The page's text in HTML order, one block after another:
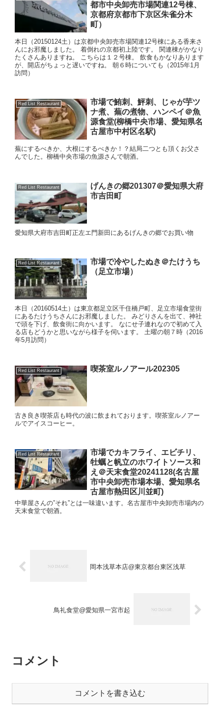
都市中央卸売市場関連12号棟、
京都府京都市下京区朱雀分木
町）
本日（20150124土）は京都中央卸売市場関連12号棟にある香来さ
んにお邪魔しました。 着倒れの京都初上陸です。 関連棟がかなり
たくさんありますね。 こちらは１２号棟。 飲食もかなりあります
が、開店がちょっと遅いですね。 朝６時についても（2015年1月
訪問）
Red List Restaurant
市場で鮪刺、鮃刺、じゃが芋ツ
ナ煮、蕪の煮物、ハンペイ＠魚
源食堂(柳橋中央市場、愛知県名
古屋市中村区名駅)
蕪にするべきか、大根にするべきか！？結局二つとも頂くお父さ
んでした。柳橋中央市場の魚源さんで朝酒。
Red List Restaurant
げんきの郷201307＠愛知県大府
市吉田町
愛知県大府市吉田町正左エ門新田にあるげんきの郷でお買い物
Red List Restaurant
市場で冷やしたぬき＠たけうち
（足立市場）
本日（20160514土）は東京都足立区千住橋戸町、足立市場食堂街
にあるたけうちさんにお邪魔しました。 みどりさんを出て、神社
で頭を下げ、飲食街に向かいます。 なにせ子連れなので初めて入
る店もどうかと思いながら様子を伺います。 土曜の朝７時（2016
年5月訪問）
Red List Restaurant 喫茶室ルノアール202305
古き良き喫茶店も時代の波に飲まれております。喫茶室ルノアー
ルでアイスコーヒー。
Red List Restaurant
市場でカキフライ、エビチリ、
牡蠣と帆立のホワイトソース和
え＠天末食堂20241128(名古屋
市中央卸売市場本場、愛知県名
古屋市熱田区川並町)
中華屋さんの”それ”とは一味違います。名古屋市中央卸売市場内の
天末食堂で朝酒。
岡本浅草本店@東京都台東区浅草
鳥礼食堂@愛知県一宮市起
コメント
コメントを書き込む